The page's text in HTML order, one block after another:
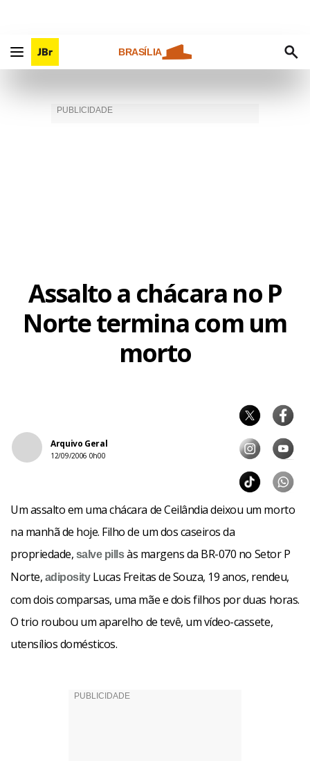
BRASÍLIA
Assalto a chácara no P
Norte termina com um
morto
Arquivo Geral
12/09/2006 0h00
Um assalto em uma chácara de Ceilândia deixou um morto
na manhã de hoje. Filho de um dos caseiros da
propriedade, salve pillsàs margens da BR-070 no Setor P
Norte, adiposityLucas Freitas de Souza, 19 anos, rendeu,
com dois comparsas, uma mãe e dois filhos por duas horas.
O trio roubou um aparelho de tevê, um vídeo-cassete,
utensílios domésticos.